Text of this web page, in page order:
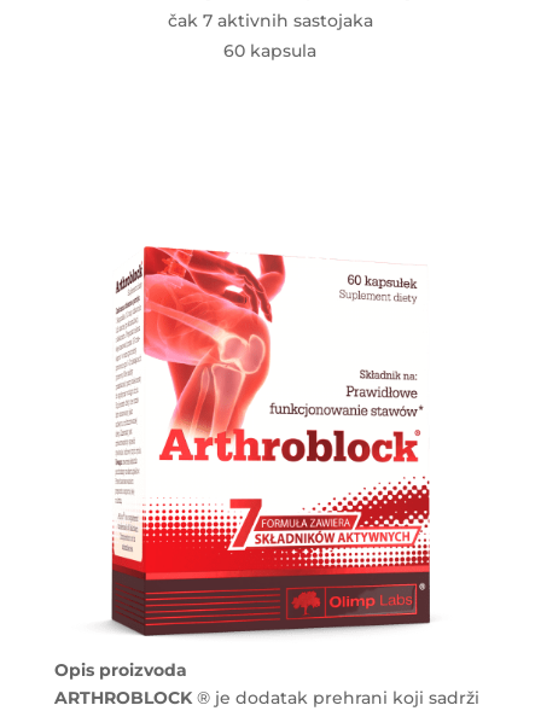
čak 7 aktivnih sastojaka
60 kapsula
Opis proizvoda
ARTHROBLOCK® je dodatak prehrani koji sadrži